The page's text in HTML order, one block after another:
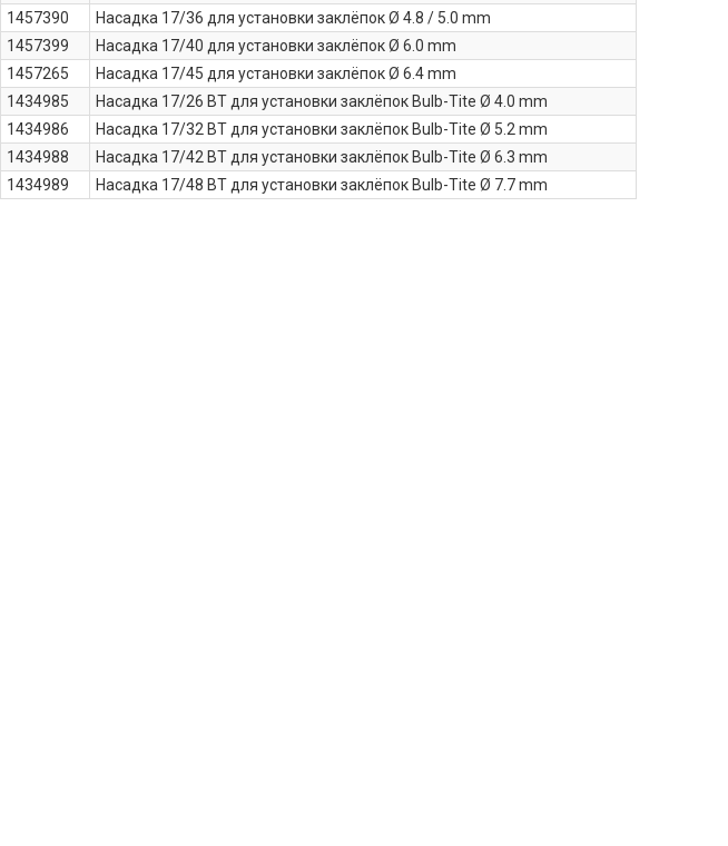
1457390
Насадка 17/36 для установки заклёпок Ø 4.8 / 5.0 mm
1457399
Насадка 17/40 для установки заклёпок Ø 6.0 mm
1457265
Насадка 17/45 для установки заклёпок Ø 6.4 mm
1434985
Насадка 17/26 BT для установки заклёпок Bulb-Tite Ø 4.0 mm
1434986
Насадка 17/32 BT для установки заклёпок Bulb-Tite Ø 5.2 mm
1434988
Насадка 17/42 BT для установки заклёпок Bulb-Tite Ø 6.3 mm
1434989
Насадка 17/48 BT для установки заклёпок Bulb-Tite Ø 7.7 mm